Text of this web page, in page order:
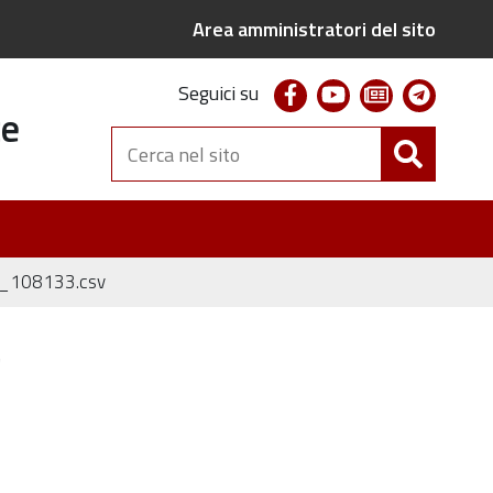
Area amministratori del sito
Seguici su facebookyoutubenewsletter
Cerca
nel
sito